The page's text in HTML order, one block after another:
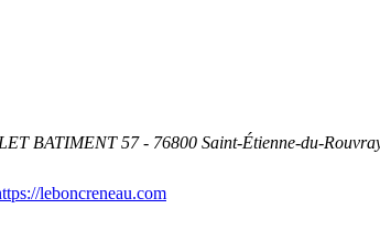
BATIMENT 57 - 76800 Saint-Étienne-du-
leboncreneau.com